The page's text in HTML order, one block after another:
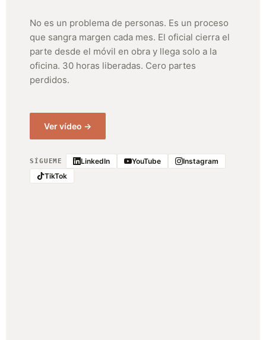
No es un problema de personas. Es un proceso
que sangra margen cada mes. El oficial cierra el
parte desde el móvil en obra y llega solo a la
oficina. 30 horas liberadas. Cero partes
perdidos.
Ver vídeo →
SÍGUEME LinkedIn YouTube
Instagram
TikTok